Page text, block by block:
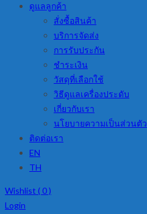
ดูแลลูกค้า
สั่งซื้อสินค้า
บริการจัดส่ง
การรับประกัน
ชำระเงิน
วัสดุที่เลือกใช้
วิธีดูแลเครื่องประดับ
เกี่ยวกับเรา
นโยบายความเป็นส่วนตัว
ติดต่อเรา
EN
TH
Wishlist (0)
Login